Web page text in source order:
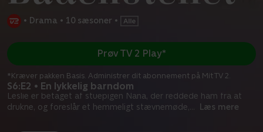
• Drama • 10 sæsoner •
S6:E2 • En lykkelig barndom
Leslie er betaget af stuepigen Nana, der reddede ham fra at
drukne, og foreslår et hemmeligt stævnemøde,
Læs mere
Prøv TV 2 Play*
*Kræver pakken Basis. Administrer dit abonnement på Mit TV 2.